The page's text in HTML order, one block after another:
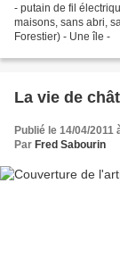
- putain de fil
maisons, sans abri,
Forestier) - Une île -
La vie de
Publié le 14/04/2011
Par Fred Sabourin